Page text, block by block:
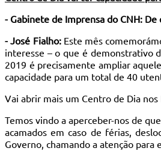
- Gabinete de Imprensa do CNH: De
- José Fialho:Este mês
interesse – o que é demonstrativo
2019 é precisamente ampliar
capacidade para um total de 40
Vai abrir mais um Centro de Dia
Temos vindo a aperceber-nos de
acamados em caso de férias,
Governo, chamando a atenção para